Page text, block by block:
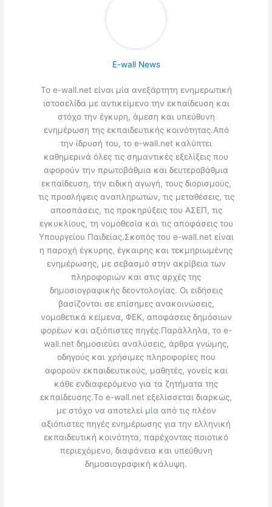
E-wall News
Το e-wall.net είναι μία ανεξάρτητη ενημερωτική
ιστοσελίδα με αντικείμενο την εκπαίδευση και
στόχο την έγκυρη, άμεση και υπεύθυνη
ενημέρωση της εκπαιδευτικής κοινότητας.Από
την ίδρυσή του, το e-wall.net καλύπτει
καθημερινά όλες τις σημαντικές εξελίξεις που
αφορούν την πρωτοβάθμια και δευτεροβάθμια
εκπαίδευση, την ειδική αγωγή, τους διορισμούς,
τις προσλήψεις αναπληρωτών, τις μεταθέσεις, τις
αποσπάσεις, τις προκηρύξεις του ΑΣΕΠ, τις
εγκυκλίους, τη νομοθεσία και τις αποφάσεις του
Υπουργείου Παιδείας.Σκοπός του e-wall.net είναι
η παροχή έγκυρης, έγκαιρης και τεκμηριωμένης
ενημέρωσης, με σεβασμό στην ακρίβεια των
πληροφοριών και στις αρχές της
δημοσιογραφικής δεοντολογίας. Οι ειδήσεις
βασίζονται σε επίσημες ανακοινώσεις,
νομοθετικά κείμενα, ΦΕΚ, αποφάσεις δημόσιων
φορέων και αξιόπιστες πηγές.Παράλληλα, το e-
wall.net δημοσιεύει αναλύσεις, άρθρα γνώμης,
οδηγούς και χρήσιμες πληροφορίες που
αφορούν εκπαιδευτικούς, μαθητές, γονείς και
κάθε ενδιαφερόμενο για τα ζητήματα της
εκπαίδευσης.Το e-wall.net εξελίσσεται διαρκώς,
με στόχο να αποτελεί μία από τις πλέον
αξιόπιστες πηγές ενημέρωσης για την ελληνική
εκπαιδευτική κοινότητα, παρέχοντας ποιοτικό
περιεχόμενο, διαφάνεια και υπεύθυνη
δημοσιογραφική κάλυψη.